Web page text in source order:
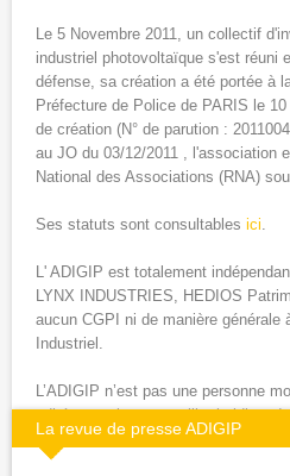
Le 5 Novembre 2011, un collectif
industriel photovoltaïque s'est réuni
défense, sa création a été portée à
Préfecture de Police de PARIS le
de création (N° de parution :
au JO du 03/12/2011 , l'association
National des Associations (RNA)
Ses statuts sont consultables ici.
L' ADIGIP est totalement
LYNX INDUSTRIES, HEDIOS
aucun CGPI ni de manière générale
Industriel.
L’ADIGIP n’est pas une personne
adhérents ni un conseiller juridique !
l'ADIGIP ne se substitue pas aux
La revue de presse ADIGIP